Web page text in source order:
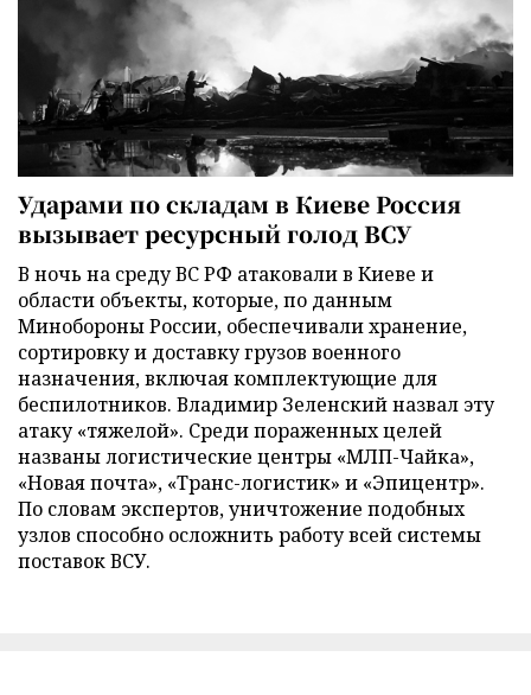
Ударами по складам в Киеве Россия
вызывает ресурсный голод ВСУ
В ночь на среду ВС РФ атаковали в Киеве и
области объекты, которые, по данным
Минобороны России, обеспечивали хранение,
сортировку и доставку грузов военного
назначения, включая комплектующие для
беспилотников. Владимир Зеленский назвал эту
атаку «тяжелой». Среди пораженных целей
названы логистические центры «МЛП-Чайка»,
«Новая почта», «Транс-логистик» и «Эпицентр».
По словам экспертов, уничтожение подобных
узлов способно осложнить работу всей системы
поставок ВСУ.